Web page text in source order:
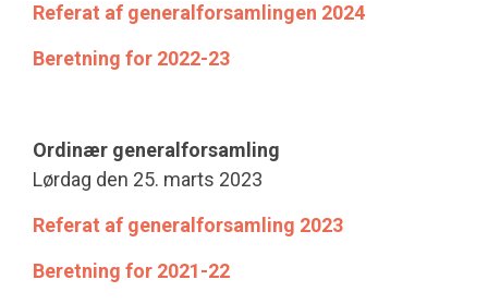
Referat af generalforsamlingen 2024
Beretning for 2022-23
Ordinær generalforsamling
Lørdag den 25. marts 2023
Referat af generalforsamling 2023
Beretning for 2021-22